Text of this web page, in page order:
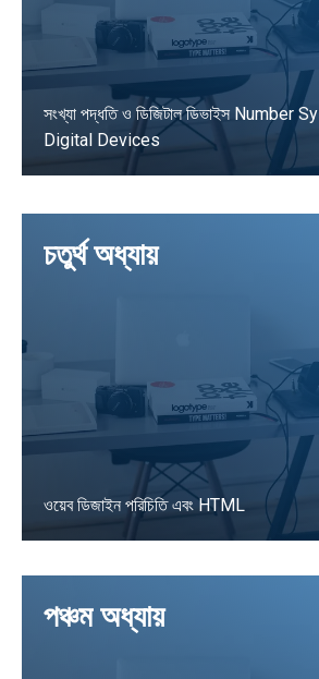
সংখ্যা পদ্ধতি ও ডিজিটাল ডিভাইস Number
Digital Devices
LEARN MORE
চতুর্থ অধ্যায়
ওয়েব ডিজাইন পরিচিতি এবং HTML
পঞ্চম অধ্যায়